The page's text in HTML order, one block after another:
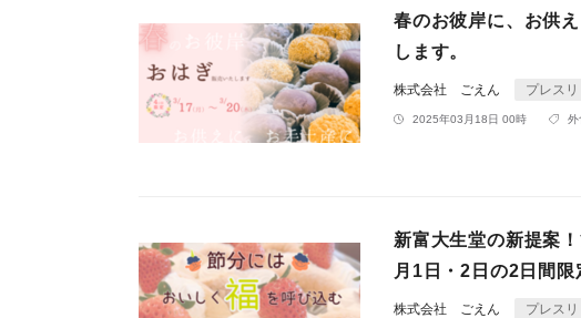
春のお彼岸に、お供
します。
株式会社 ごえん プレス
2025年03月18日 00時 外
新富大生堂の新提案
月1日・2日の2日間限
株式会社 ごえん プレス